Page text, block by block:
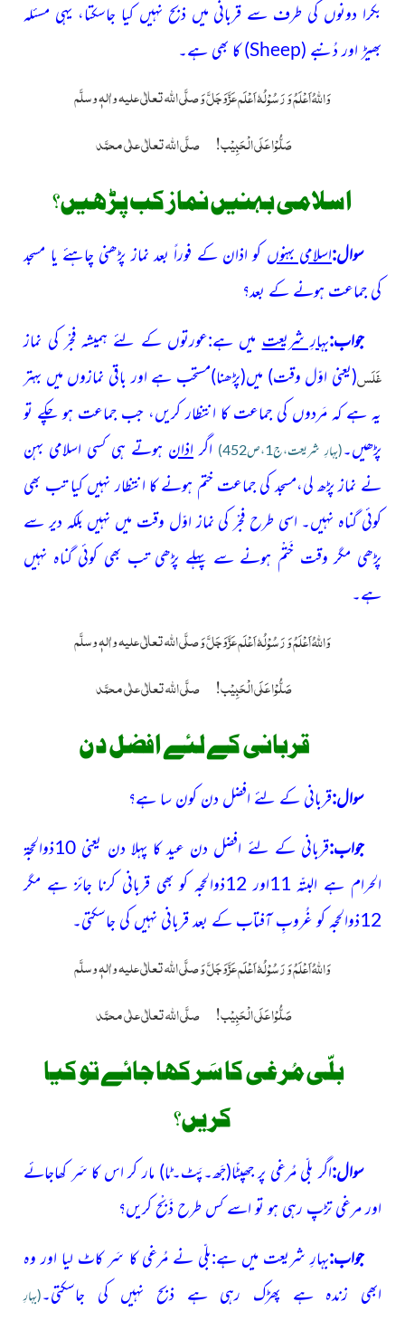
بکرا دونوں کی طرف سے قربانی میں ذبح نہیں کیا جاسکتا، یہی مسئلہ
بھیڑ اور دُنبے (
Sheep
)کا بھی ہے۔
وَاللہُ اَعْلَمُ وَ رَسُوْلُہٗ اَعْلَمعَزَّوَجَلَّوَصلَّی اللّٰہ تعالٰی علیہ واٰلہٖ وسلَّم
صَلُّوْا عَلَی الْحَبِیْب! صلَّی اللہ تعالٰی علٰی محمَّد
اسلامی بہنیں نماز کب پڑھیں؟
سوال:اسلامی بہنوں کو اذان کے فوراً بعد نماز پڑھنی چاہئے یا مسجد
کی جماعت ہونے کے بعد؟
جواب:بہارِ شریعت میں ہے:عورتوں کے لئے ہمیشہ فجْر کی نماز
غَلَس(یعنی اوّل وقت) میں(پڑھنا)مستحب ہے اور باقی نمازوں میں بہتر
یہ ہے کہ مَردوں کی جماعت کا انتظار کریں، جب جماعت ہو چکے تو
پڑھیں۔(بہارِ شریعت،ج1،ص452) اگر اذان ہوتے ہی کسی اسلامی بہن
نے نماز پڑھ لی،مسجد کی جماعت ختم ہونے کا انتظار نہیں کیا تب بھی
کوئی گناہ نہیں۔ اسی طرح فجْر کی نماز اوّل وقت میں نہیں بلکہ دیر سے
پڑھی مگر وقت خَتْم ہونے سے پہلے پڑھی تب بھی کوئی گناہ نہیں
ہے۔
وَاللہُ اَعْلَمُ وَ رَسُوْلُہٗ اَعْلَمعَزَّوَجَلَّوَصلَّی اللّٰہ تعالٰی علیہ واٰلہٖ وسلَّم
صَلُّوْا عَلَی الْحَبِیْب! صلَّی اللہ تعالٰی علٰی محمَّد
قربانی کے لئے افضل دن
سوال:قربانی کے لئے افضل دن کون سا ہے؟
جواب:
قربانی کے لئے افضل دن عید کا پہلا دن یعنی 10ذوالحجۃ
الحرام ہے البتّہ 11اور 12ذوالحجہ کو بھی قربانی کرنا جائز ہے مگر
12ذوالحجہ کو غُروبِ آفتاب کے بعد قربانی نہیں کی جاسکتی۔
وَاللہُ اَعْلَمُ وَ رَسُوْلُہٗ اَعْلَمعَزَّوَجَلَّوَصلَّی اللّٰہ تعالٰی علیہ واٰلہٖ وسلَّم
صَلُّوْا عَلَی الْحَبِیْب! صلَّی اللہ تعالٰی علٰی محمَّد
بلّی مُرغی کا سَر کھا جائے تو کیا
کریں؟
سوال:اگر بلّی مُرغی پر جھپٹّا(جَھ۔پَٹ۔ٹا) مار کر اس کا سَر کھاجائے
اور مرغی تڑپ رہی ہو تو اسے کس طرح ذَبْح کریں؟
جواب:بہارِ شریعت میں ہے:بلّی نے مُرغی کا سَر کاٹ لیا اور وہ
ابھی زندہ ہے پھڑک رہی ہے ذبح نہیں کی جاسکتی۔(بہارِ